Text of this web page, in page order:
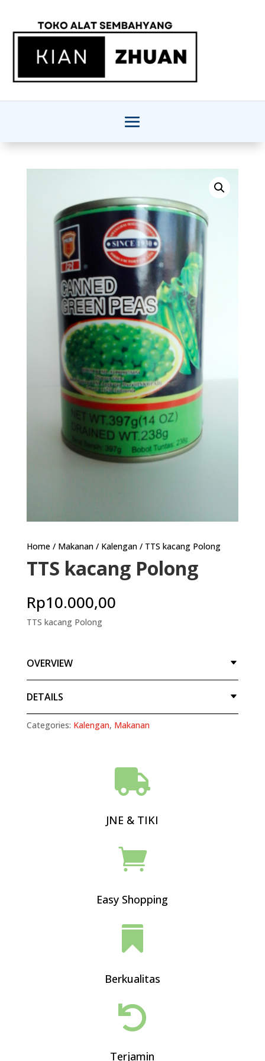
Home/ Makanan/ Kalengan/ TTS kacang Polong
TTS kacang Polong
Rp10.000,00
TTS kacang Polong
OVERVIEW
DETAILS
Categories: Kalengan, Makanan

JNE & TIKI

Easy Shopping

Berkualitas

Terjamin